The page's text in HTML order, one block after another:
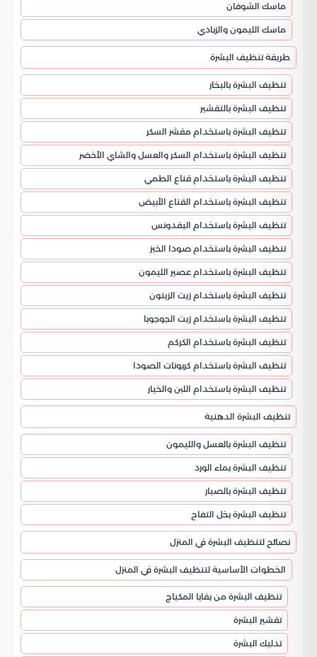
ماسك الشوفان
ماسك الليمون والزبادي
طريقة تنظيف البشرة
تنظيف البشرة بالبخار
تنظيف البشرة بالتقشير
تنظيف البشرة باستخدام مقشر السكر
تنظيف البشرة باستخدام السكر والعسل والشاي الأخضر
تنظيف البشرة باستخدام قناع الطمي
تنظيف البشرة باستخدام القناع الأبيض
تنظيف البشرة باستخدام البقدونس
تنظيف البشرة باستخدام صودا الخبز
تنظيف البشرة باستخدام عصير الليمون
تنظيف البشرة باستخدام زيت الزيتون
تنظيف البشرة باستخدام زيت الجوجوبا
تنظيف البشرة باستخدام الكركم
تنظيف البشرة باستخدام كربونات الصودا
تنظيف البشرة باستخدام اللبن والخيار
تنظيف البشرة الدهنية
تنظيف البشرة بالعسل والليمون
تنظيف البشرة بماء الورد
تنظيف البشرة بالصبار
تنظيف البشرة بخل التفاح
نصائح لتنظيف البشرة في المنزل
الخطوات الأساسية لتنظيف البشرة في المنزل
تنظيف البشرة من بقايا المكياج
تقشير البشرة
تدليك البشرة